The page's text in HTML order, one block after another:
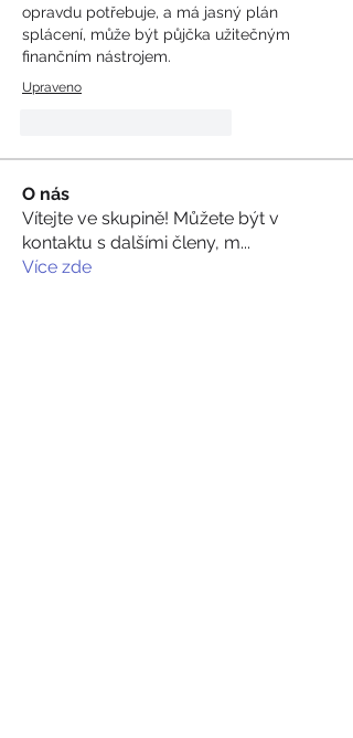
opravdu potřebuje, a má jasný plán
splácení, může být půjčka užitečným
finančním nástrojem.
Upraveno
O nás
Vítejte ve skupině! Můžete být v
kontaktu s dalšími členy, m...
Více zde